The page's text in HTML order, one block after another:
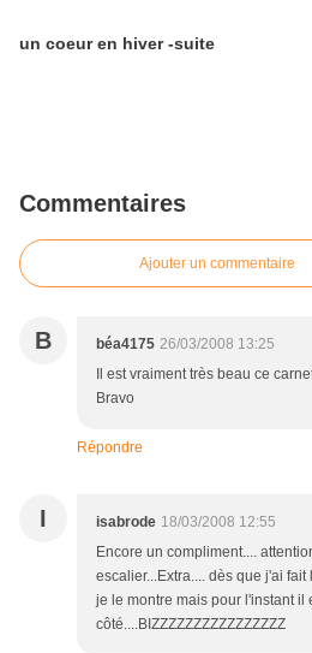
un coeur en hiver -suite
Commentaires
Ajouter un commentaire
B béa4175 26/03/2008 13:25
Il est vraiment très beau ce
Bravo
Répondre
I isabrode 18/03/2008 12:55
Encore un compliment....
escalier...Extra.... dès que j'ai
je le montre mais pour l'instant il
côté....BIZZZZZZZZZZZZZZZZ